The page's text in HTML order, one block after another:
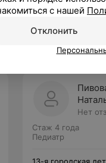
Нет
Стаж 4 года
Педиатр
с нашей
Отклонить